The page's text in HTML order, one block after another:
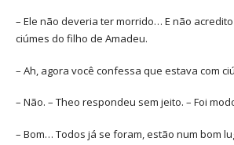
– Ele não deveria ter morrido… E não
ciúmes do filho de Amadeu.
– Ah, agora você confessa que estava com
– Não. – Theo respondeu sem jeito. – Foi
– Bom… Todos já se foram, estão num bom